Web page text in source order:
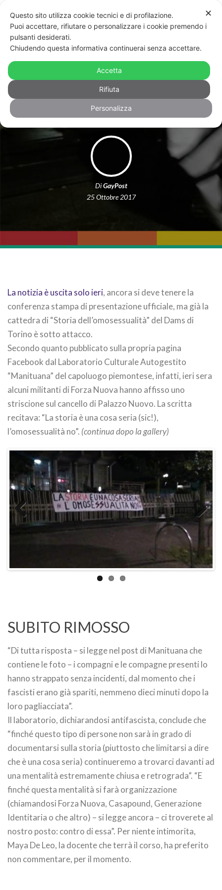
Torino: striscioni di Forza Nuova
contro la cattedra di “Storia
dell’omosessualità”
DiGayPost
25 Ottobre 2017
La notizia è uscita solo ieri, ancora si deve tenere la
conferenza stampa di presentazione ufficiale, ma già la
cattedra di “Storia dell’omosessualità” del Dams di
Torino è sotto attacco.
Secondo quanto pubblicato sulla propria pagina
Facebook dal Laboratorio Culturale Autogestito
“Manituana” del capoluogo piemontese, infatti, ieri sera
alcuni militanti di Forza Nuova hanno affisso uno
striscione sul cancello di Palazzo Nuovo. La scritta
recitava: “La storia è una cosa seria (sic!),
l’omosessualità no”. (continua dopo la gallery)
Previo
Next
SUBITO RIMOSSO
“Di tutta risposta – si legge nel post di Manituana che
contiene le foto – i compagni e le compagne presenti lo
hanno strappato senza incidenti, dal momento che i
fascisti erano già spariti, nemmeno dieci minuti dopo la
loro pagliacciata”.
Il laboratorio, dichiarandosi antifascista, conclude che
“finché questo tipo di persone non sarà in grado di
documentarsi sulla storia (piuttosto che limitarsi a dire
che è una cosa seria) continueremo a trovarci davanti ad
una mentalità estremamente chiusa e retrograda”. “E
finché questa mentalità si farà organizzazione
(chiamandosi Forza Nuova, Casapound, Generazione
Identitaria o che altro) – si legge ancora – ci troverete al
nostro posto: contro di essa”. Per niente intimorita,
Maya De Leo, la docente che terrà il corso, ha preferito
non commentare, per il momento.
✕
Questo sito utilizza cookie tecnici e di profilazione.
Puoi accettare, rifiutare o personalizzare i cookie premendo i
pulsanti desiderati.
Chiudendo questa informativa continuerai senza accettare.
Accetta
Rifiuta
Personalizza